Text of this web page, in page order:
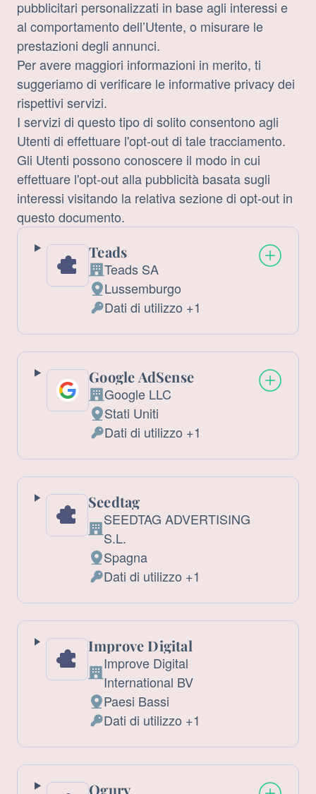
pubblicitari personalizzati in base agli interessi e
al comportamento dell’Utente, o misurare le
prestazioni degli annunci.
Per avere maggiori informazioni in merito, ti
suggeriamo di verificare le informative privacy dei
rispettivi servizi.
I servizi di questo tipo di solito consentono agli
Utenti di effettuare l'opt-out di tale tracciamento.
Gli Utenti possono conoscere il modo in cui
effettuare l'opt-out alla pubblicità basata sugli
interessi visitando la relativa sezione di opt-out in
questo documento.
Teads
Azienda:
Teads SA
Luogo
del
trattamento:
Lussemburgo
Dati
Personali
trattati:
Dati di utilizzo +1
Google AdSense
Azienda:
Google LLC
Luogo
del
trattamento:
Stati Uniti
Dati
Personali
trattati:
Dati di utilizzo +1
Seedtag
Azienda:
SEEDTAG ADVERTISING
S.L.
Luogo
del
trattamento:
Spagna
Dati
Personali
trattati:
Dati di utilizzo +1
Improve Digital
Azienda:
Improve Digital
International BV
Luogo
del
trattamento:
Paesi Bassi
Dati
Personali
trattati:
Dati di utilizzo +1
Ogury